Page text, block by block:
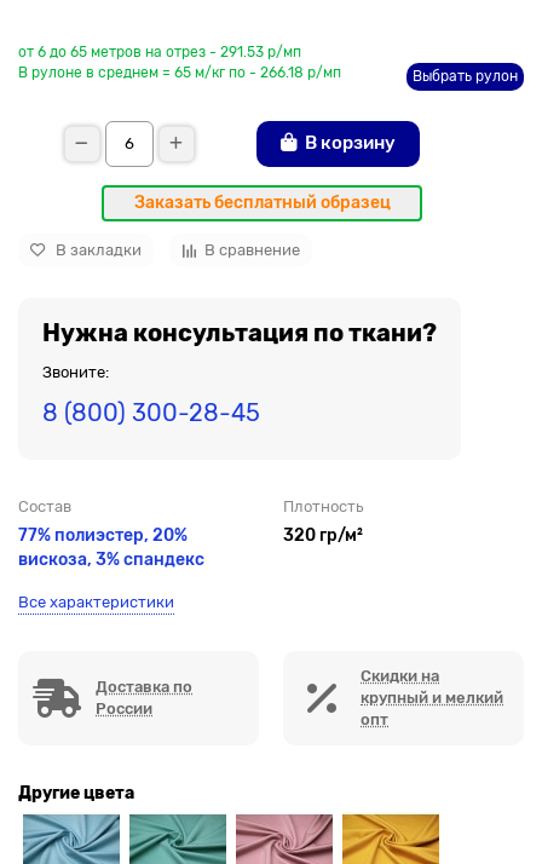
от 6 до 65 метров на отрез - 291.53 р/мп
В рулоне в среднем = 65 м/кг по - 266.18 р/мп
Выбрать рулон
В корзину
Заказать бесплатный образец
В закладки В сравнение
Нужна консультация по ткани?
Звоните:
8 (800) 300-28-45
Состав
77% полиэстер, 20%
вискоза, 3% спандекс
Плотность
320 гр/м²
Все характеристики
Доставка по
России
Скидки на
крупный и мелкий
опт
Другие цвета